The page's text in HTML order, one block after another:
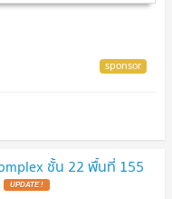
ชั้น 22 พื้นที่ 155
UPDATE !